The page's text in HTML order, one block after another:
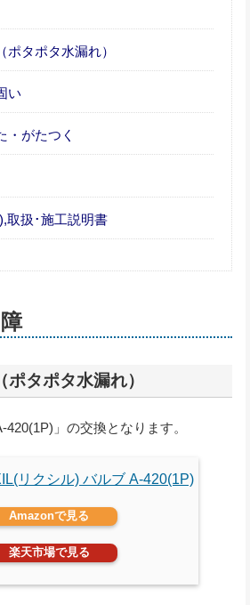
タポタ水漏れ）
い
・がたつく
取扱･施工説明書
タポタ水漏れ）
」の交換となります。
リクシル) バルブ A-420(1P)
Amazonで見る
楽天市場で見る